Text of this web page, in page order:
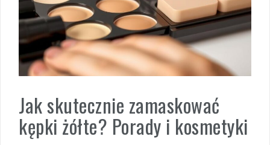
Jak skutecznie zamaskować
kępki żółte? Porady i kosmetyki